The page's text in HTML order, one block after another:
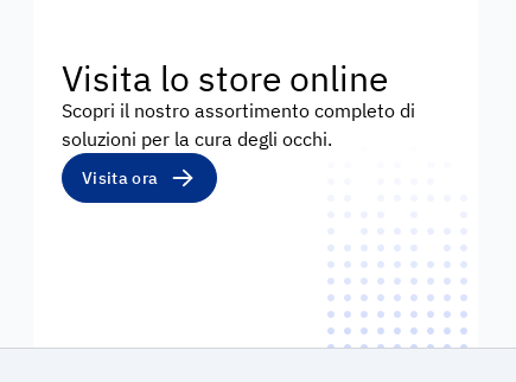
Visita lo store online
Scopri il nostro assortimento completo di
soluzioni per la cura degli occhi.
Visita ora